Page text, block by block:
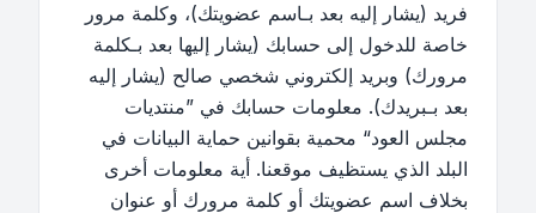
فريد (يشار إليه بعد بـاسم عضويتك)، وكلمة مرور
خاصة للدخول إلى حسابك (يشار إليها بعد بـكلمة
مرورك) وبريد إلكتروني شخصي صالح (يشار إليه
بعد بـبريدك). معلومات حسابك في ”منتديات
مجلس العود“ محمية بقوانين حماية البيانات في
البلد الذي يستظيف موقعنا. أية معلومات أخرى
بخلاف اسم عضويتك أو كلمة مرورك أو عنوان